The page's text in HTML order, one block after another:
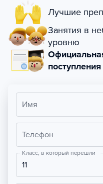
Лучшие
Занятия в
уровню
Имя
Телефон
Класс, в который перешли
11